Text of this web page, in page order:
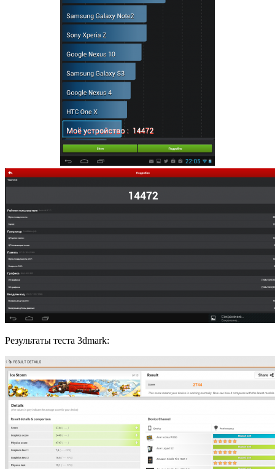
Результаты теста 3dmark: